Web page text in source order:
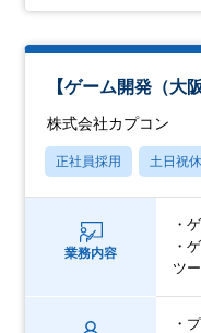
【ゲーム開発（大
株式会社カプコン
正社員採用 土日祝
業務内容
・
・
ツ
・